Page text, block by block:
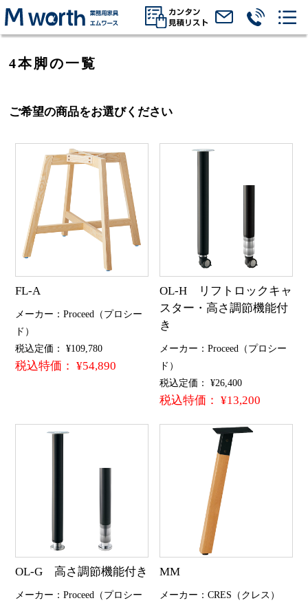
4本脚の一覧
ご希望の商品をお選びください
FL-A
メーカー：Proceed（プロシー
ド）
税込定価： ¥109,780
税込特価： ¥54,890
OL-H リフトロックキャ
スター・高さ調節機能付
き
メーカー：Proceed（プロシー
ド）
税込定価： ¥26,400
税込特価： ¥13,200
OL-G 高さ調節機能付き
メーカー：Proceed（プロシー
MM
メーカー：CRES（クレス）